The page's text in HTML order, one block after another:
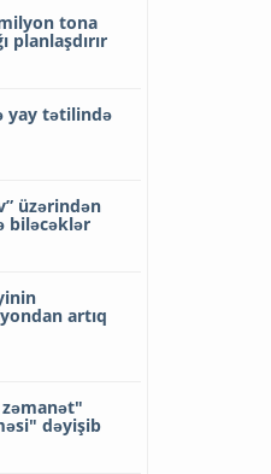
tona
planlaşdırır
yay tətilində
üzərindən
biləcəklər
artıq
dəyişib